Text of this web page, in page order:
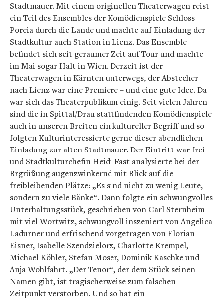
Stadtmauer. Mit einem originellen Theaterwagen reist
ein Teil des Ensembles der Komödienspiele Schloss
Porcia durch die Lande und machte auf Einladung der
Stadtkultur auch Station in Lienz. Das Ensemble
befindet sich seit geraumer Zeit auf Tour und machte
im Mai sogar Halt in Wien. Derzeit ist der
Theaterwagen in Kärnten unterwegs, der Abstecher
nach Lienz war eine Premiere – und eine gute Idee. Da
war sich das Theaterpublikum einig. Seit vielen Jahren
sind die in Spittal/Drau stattfindenden Komödienspiele
auch in unseren Breiten ein kultureller Begriff und so
folgten Kulturinteressierte gerne dieser abendlichen
Einladung zur alten Stadtmauer. Der Eintritt war frei
und Stadtkulturchefin Heidi Fast analysierte bei der
Brgrüßung augenzwinkernd mit Blick auf die
freibleibenden Plätze: „Es sind nicht zu wenig Leute,
sondern zu viele Bänke“. Dann folgte ein schwungvolles
Unterhaltungsstück, geschrieben von Carl Sternheim
mit viel Wortwitz, schwungvoll inszeniert von Angelica
Ladurner und erfrischend vorgetragen von Florian
Eisner, Isabelle Szendzielorz, Charlotte Krempel,
Michael Köhler, Stefan Moser, Dominik Kaschke und
Anja Wohlfahrt. „Der Tenor“, der dem Stück seinen
Namen gibt, ist tragischerweise zum falschen
Zeitpunkt verstorben. Und so hat ein